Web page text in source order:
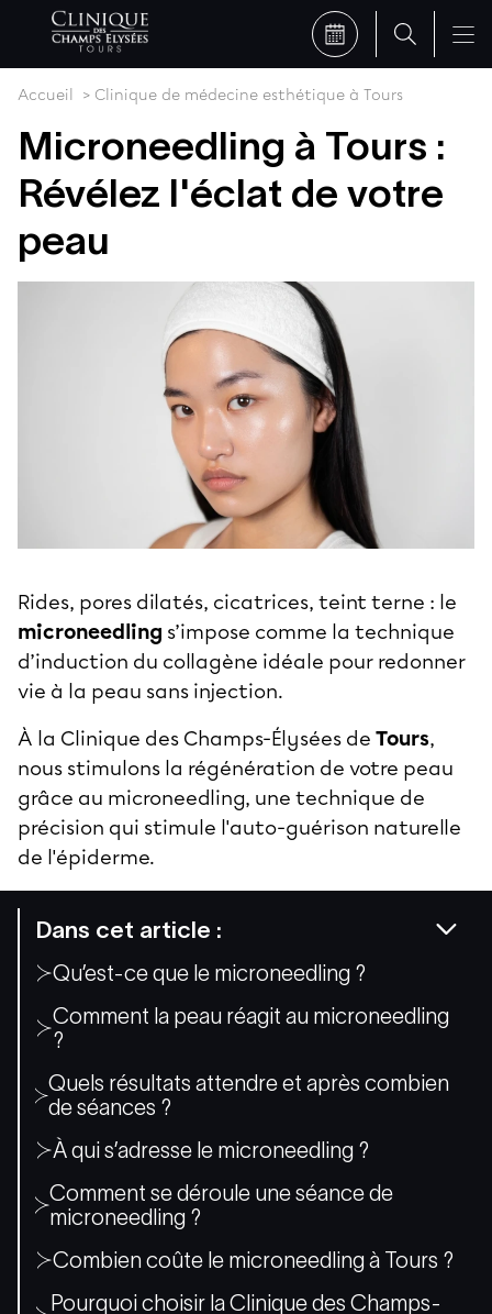
Accueil Clinique de médecine esthétique à Tours
Microneedling à Tours :
Révélez l'éclat de votre
peau
Dans cet article :
Qu’est-ce que le microneedling ?
Comment la peau réagit au microneedling
?
Quels résultats attendre et après combien
de séances ?
À qui s’adresse le microneedling ?
Comment se déroule une séance de
microneedling ?
Combien coûte le microneedling à Tours ?
Pourquoi choisir la Clinique des Champs-
Rides, pores dilatés, cicatrices, teint terne : le
microneedling s’impose comme la technique
d’induction du collagène idéale pour redonner
vie à la peau sans injection.
À la Clinique des Champs-Élysées de Tours,
nous stimulons la régénération de votre peau
grâce au microneedling, une technique de
précision qui stimule l'auto-guérison naturelle
de l'épiderme.